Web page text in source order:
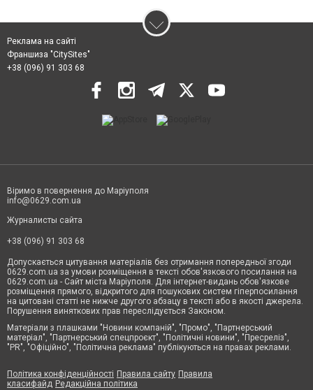
Реклама на сайті
Франшиза "CitySites"
+38 (096) 91 303 68
Віримо в повернення до Маріуполя
info@0629.com.ua
Журналисты сайта
+38 (096) 91 303 68
Допускається цитування матеріалів без отримання попередньої згоди
0629.com.ua за умови розміщення в тексті обов'язкового посилання на
0629.com.ua - Сайт міста Маріуполя. Для інтернет-видань обов'язкове
розміщення прямого, відкритого для пошукових систем гіперпосилання
на цитовані статті не нижче другого абзацу в тексті або в якості джерела.
Порушення виняткових прав переслідується Законом.
Матеріали з плашками "Новини компаній", "Промо", "Партнерський
матеріал", "Партнерський спецпроєкт", "Політичні новини", "Пресреліз",
"PR", "Офіційно", "Політична реклама" публікуються на правах реклами.
Політика конфіденційності Правила сайту Правила
класифайд Редакційна політика